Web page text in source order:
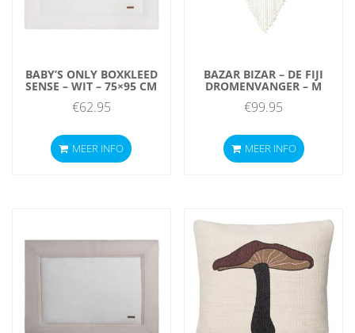
BABY’S ONLY BOXKLEED
SENSE – WIT – 75×95 CM
€62.95
MEER INFO
BAZAR BIZAR – DE FIJI
DROMENVANGER – M
€99.95
MEER INFO